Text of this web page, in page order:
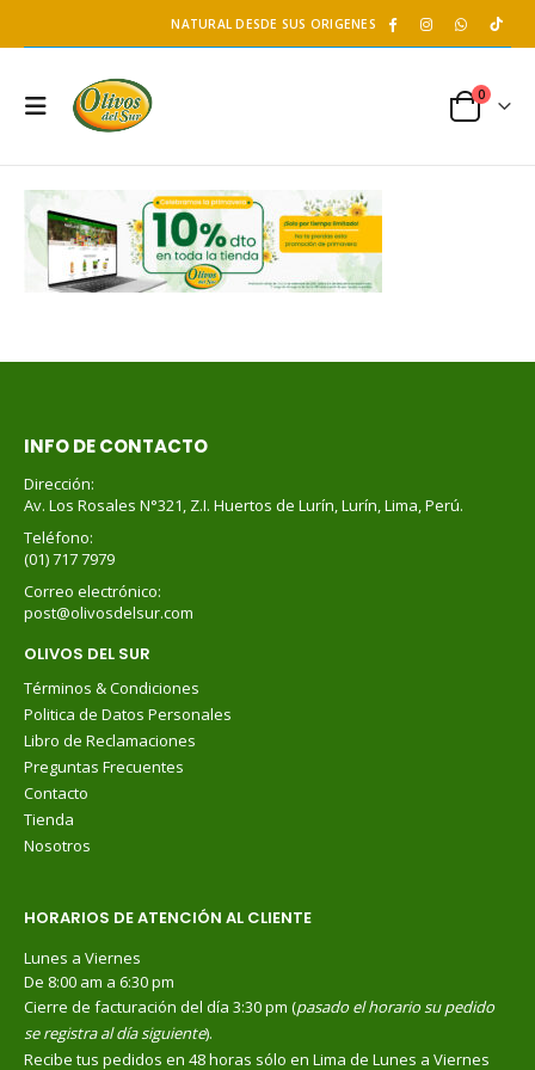
NATURAL DESDE SUS ORIGENES
0
INFO DE CONTACTO
Dirección:
Av. Los Rosales N°321, Z.I. Huertos de Lurín, Lurín, Lima, Perú.
Teléfono:
(01) 717 7979
Correo electrónico:
post@olivosdelsur.com
OLIVOS DEL SUR
Términos & Condiciones
Politica de Datos Personales
Libro de Reclamaciones
Preguntas Frecuentes
Contacto
Tienda
Nosotros
HORARIOS DE ATENCIÓN AL CLIENTE
Lunes a Viernes
De 8:00 am a 6:30 pm
Cierre de facturación del día 3:30 pm (pasado el horario su pedido
se registra al día siguiente).
Recibe tus pedidos en 48 horas sólo en Lima de Lunes a Viernes